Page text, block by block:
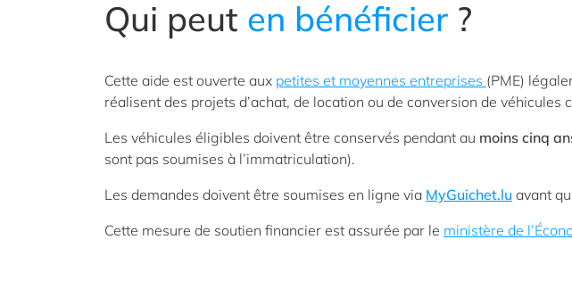
Qui peut en bénéficier ?
Cette aide est ouverte aux petites et moyennes entreprises (PME)
réalisent des projets d’achat, de location ou de conversion de
Les véhicules éligibles doivent être conservés pendant au moins cinq
sont pas soumises à l’immatriculation).
Les demandes doivent être soumises en ligne via MyGuichet.lu avant
Cette mesure de soutien financier est assurée par le ministère de